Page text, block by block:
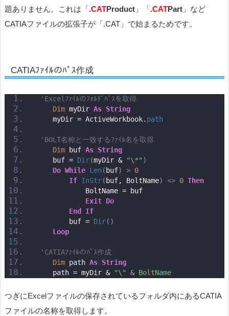
題ありません。これは「.CATProduct 」「.CATPart 」など
CATIAファイルの拡張子が「.CAT」で始まるためです。
CATIAﾌｧｲﾙのﾊﾟｽ作成
'Excelﾌｧｲﾙのﾌｫﾙﾀﾞﾊﾟｽを取得
Dim myDir As String
    myDir = ActiveWorkbook.
path
'BOLT名称と一致するﾌｧｲﾙ名を取得
Dim buf As String
    buf =
Dir(myDir & "\*" )
Do While Len( buf) > 0
If InStr( buf, BoltName) <> 0 Then
            BoltName = buf
Exit Do
End
If
        buf =
Dir()
Loop
'CATIAﾌｧｲﾙのﾊﾟｽ作成
Dim path As String
    path = myDir &
"\" & BoltName　　　　
つぎにExcelファイルの保存されているフォルダ内にあるCATIA
ファイルの名称を取得します。